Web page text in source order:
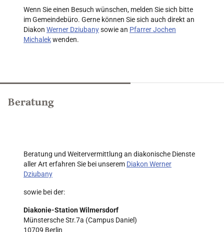
Wenn Sie einen Besuch wünschen, melden Sie sich bitte
im Gemeindebüro. Gerne können Sie sich auch direkt an
Diakon Werner Dziubanysowie an Pfarrer Jochen
Michalekwenden.
Beratung
Beratung und Weitervermittlung an diakonische Dienste
aller Art erfahren Sie bei unserem Diakon Werner
Dziubany
sowie bei der:
Diakonie-Station Wilmersdorf
Münstersche Str.7a (Campus Daniel)
10709 Berlin